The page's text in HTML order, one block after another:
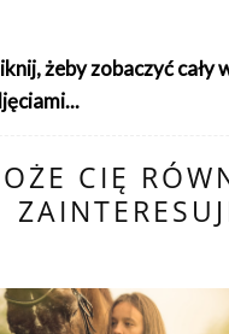
żeby zobaczyć cały
CIĘ